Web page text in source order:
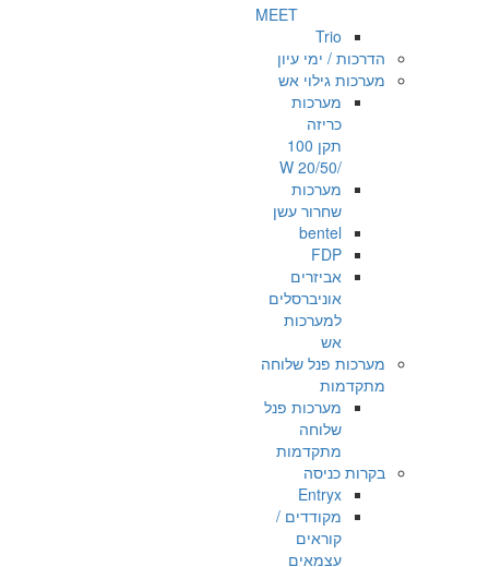
MEET
Trio
הדרכות / ימי עיון
מערכות גילוי אש
מערכות
כריזה
תקן 100
/20/50 W
מערכות
שחרור עשן
bentel
FDP
אביזרים
אוניברסלים
למערכות
אש
מערכות פנל שלוחה
מתקדמות
מערכות פנל
שלוחה
מתקדמות
בקרות כניסה
Entryx
מקודדים /
קוראים
עצמאים